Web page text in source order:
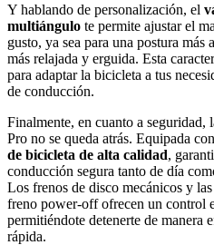
Y hablando de personalización, el
multiángulo te permite ajustar el
gusto, ya sea para una postura más
más relajada y erguida. Esta
para adaptar la bicicleta a tus
de conducción.
Finalmente, en cuanto a seguridad,
Pro no se queda atrás. Equipada con
de bicicleta de alta calidad,
conducción segura tanto de día
Los frenos de disco mecánicos y las
freno power-off ofrecen un control
permitiéndote detenerte de manera
rápida.